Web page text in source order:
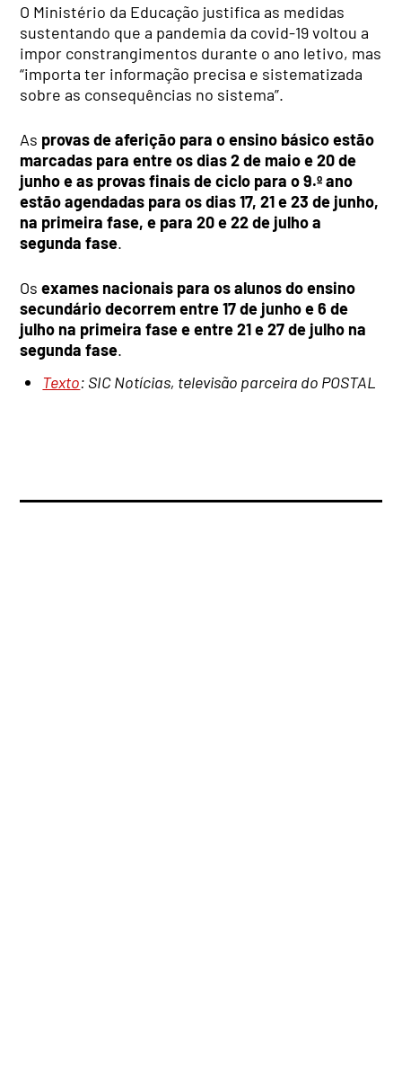
O Ministério da Educação justifica as medidas
sustentando que a pandemia da covid-19 voltou a
impor constrangimentos durante o ano letivo, mas
“importa ter informação precisa e sistematizada
sobre as consequências no sistema”.
As provas de aferição para o ensino básico estão
marcadas para entre os dias 2 de maio e 20 de
junho e as provas finais de ciclo para o 9.º ano
estão agendadas para os dias 17, 21 e 23 de junho,
na primeira fase, e para 20 e 22 de julho a
segunda fase.
Osexames nacionais para os alunos do ensino
secundário decorrem entre 17 de junho e 6 de
julho na primeira fase e entre 21 e 27 de julho na
segunda fase.
Texto: SIC Notícias, televisão parceira do POSTAL